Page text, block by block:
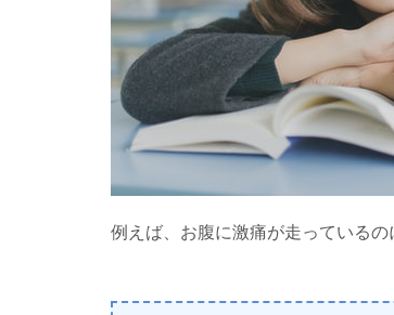
結局
「原因
を解決
するの
分では
なく他
なんて
例えば、お腹に激痛が走っているの